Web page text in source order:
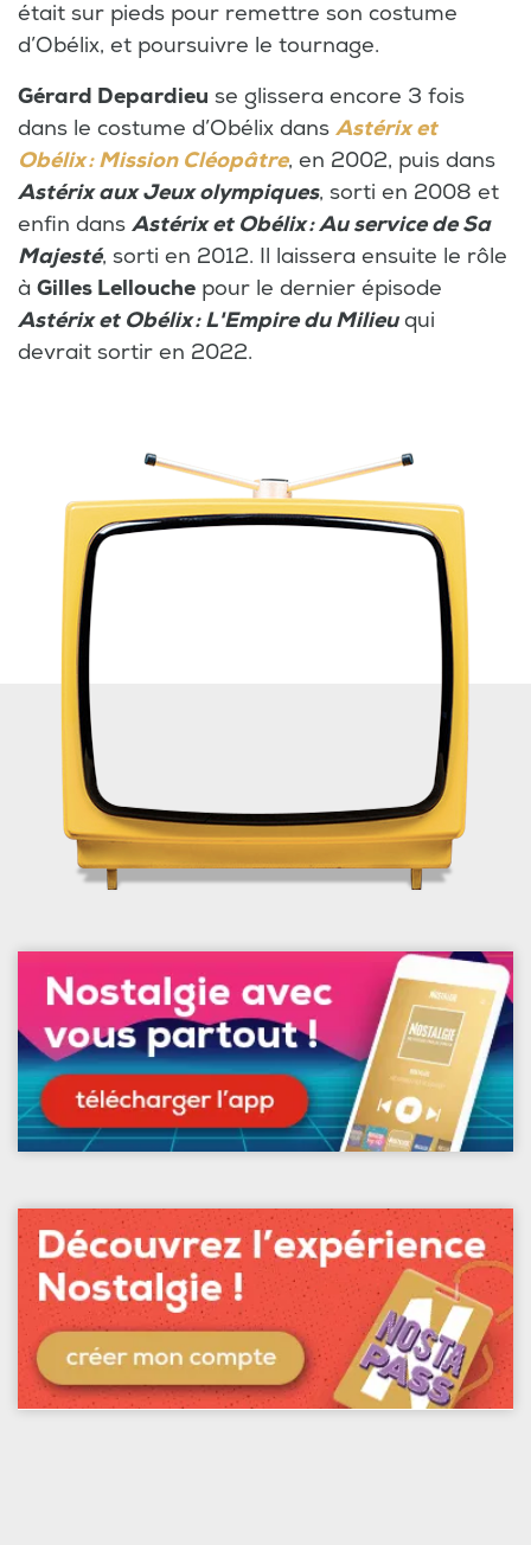
était sur pieds pour remettre son costume
d’Obélix, et poursuivre le tournage.
Gérard Depardieu se glissera encore 3 fois
dans le costume d’Obélix dans Astérix et
Obélix : Mission Cléopâtre, en 2002, puis dans
Astérix aux Jeux olympiques, sorti en 2008 et
enfin dans Astérix et Obélix : Au service de Sa
Majesté, sorti en 2012. Il laissera ensuite le rôle
à Gilles Lellouche pour le dernier épisode
Astérix et Obélix : L'Empire du Milieuqui
devrait sortir en 2022.